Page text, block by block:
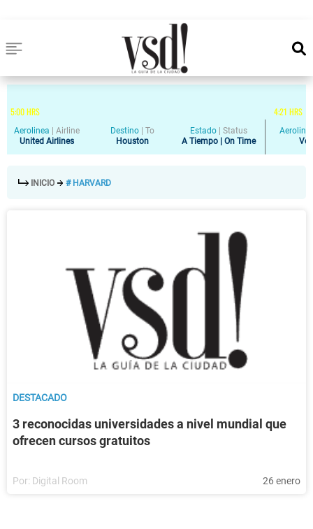
5:00HRS 4:21 HRS
Aerolinea
Airline
United Airlines
Destino
To
Houston
Estado
Status
A Tiempo | On Time
INICIO # HARVARD
DESTACADO
3 reconocidas universidades a nivel mundial que
ofrecen cursos gratuitos
Por: Digital Room 26 enero